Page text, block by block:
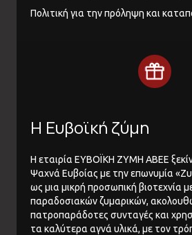
Πολιτική για την πρόληψη και
Η Ευβοϊκή ζύμη
Η εταιρία ΕΥΒΟΪΚΗ ΖΥΜΗ ΑΒΕΕ
Ψαχνά Ευβοίας με την επωνυμία
ως μια μικρή προσωπική βιοτεχνία
παραδοσιακών ζυμαρικών,
πατροπαράδοτες συνταγές και
τα καλύτερα αγνά υλικά, με τον